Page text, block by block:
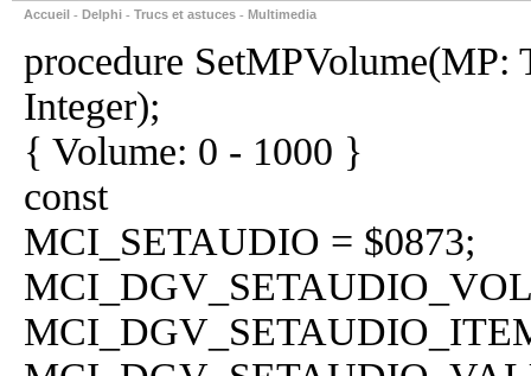
Accueil - Delphi - Trucs et astuces - Multimedia
procedure SetMPVolume(MP:
Integer);
{ Volume: 0 - 1000 }
const
MCI_SETAUDIO = $0873;